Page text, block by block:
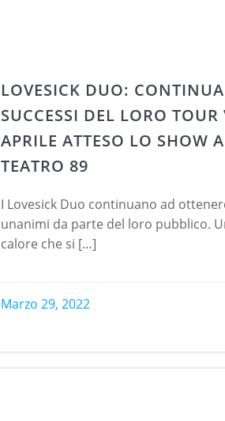
LOVESICK DUO:
SUCCESSI DEL LORO
APRILE ATTESO LO SHOW
TEATRO 89
I Lovesick Duo continuano ad
unanimi da parte del loro pubblico.
calore che si […]
Marzo 29, 2022